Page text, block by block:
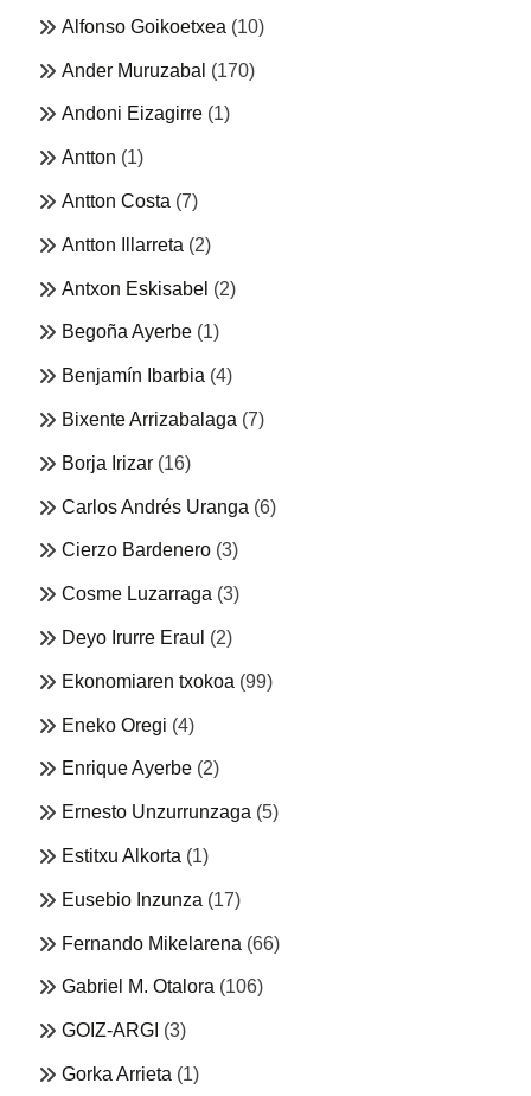
Alfonso Goikoetxea (10)
Ander Muruzabal (170)
Andoni Eizagirre (1)
Antton (1)
Antton Costa (7)
Antton Illarreta (2)
Antxon Eskisabel (2)
Begoña Ayerbe (1)
Benjamín Ibarbia (4)
Bixente Arrizabalaga (7)
Borja Irizar (16)
Carlos Andrés Uranga (6)
Cierzo Bardenero (3)
Cosme Luzarraga (3)
Deyo Irurre Eraul (2)
Ekonomiaren txokoa (99)
Eneko Oregi (4)
Enrique Ayerbe (2)
Ernesto Unzurrunzaga (5)
Estitxu Alkorta (1)
Eusebio Inzunza (17)
Fernando Mikelarena (66)
Gabriel M. Otalora (106)
GOIZ-ARGI (3)
Gorka Arrieta (1)